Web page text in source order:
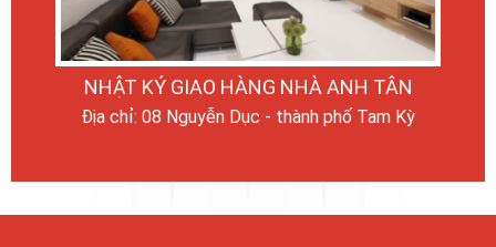
NHẬT KÝ GIAO HÀNG NHÀ ANH TÂN
Địa chỉ: 08 Nguyễn Dục - thành phố Tam Kỳ